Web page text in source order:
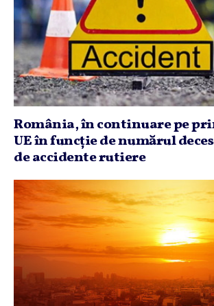
România, în continuare pe
UE în funcţie de numărul
de accidente rutiere